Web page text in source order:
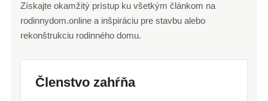
Získajte okamžitý prístup ku všetkým článkom na
rodinnydom.online a inšpiráciu pre stavbu alebo
rekonštrukciu rodinného domu.
Členstvo zahŕňa